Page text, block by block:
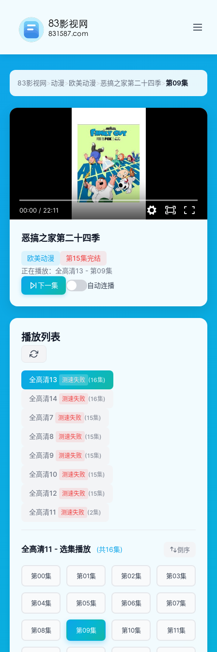
83影视网>动漫>欧美动漫>恶搞之家第二十四季>第09集
00:00 / 22:11
恶搞之家第二十四季
欧美动漫
第15集完结
正在播放：全高清13 - 第09集
下一集
自动连播
播放列表
全高清13 测速失败 (16集)
全高清14 测速失败 (16集)
全高清7 测速失败 (15集)
全高清8 测速失败 (15集)
全高清9 测速失败 (15集)
全高清10 测速失败 (15集)
全高清12 测速失败 (15集)
全高清11 测速失败 (2集)
全高清11 - 选集播放 (共16集) 倒序
第00集 第01集 第02集 第03集
第04集 第05集 第06集 第07集
第08集 第09集 第10集 第11集